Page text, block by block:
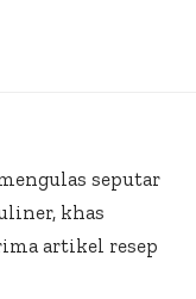
seputar
khas
artikel resep